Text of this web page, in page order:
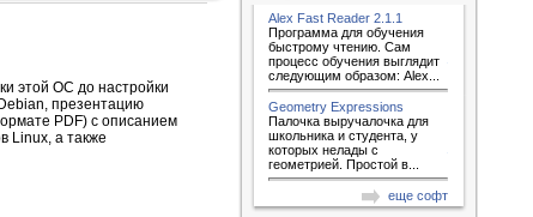
этой ОС до настройки
презентацию
PDF) с описанием
Linux, а также
Alex Fast Reader 2.1.1
Программа для обучения
быстрому чтению. Сам
процесс обучения выглядит
следующим образом: Alex...
Geometry Expressions
Палочка выручалочка для
школьника и студента, у
которых нелады с
геометрией. Простой в...
еще софт